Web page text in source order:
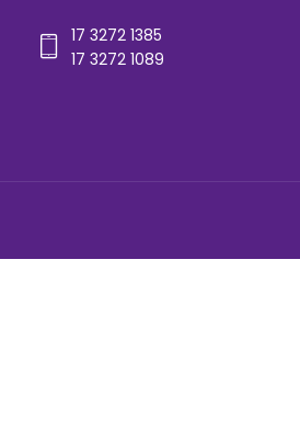
17 3272 1385
17 3272 1089